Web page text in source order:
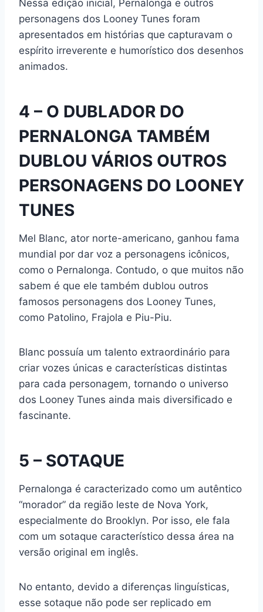
Nessa edição inicial, Pernalonga e outros
personagens dos Looney Tunes foram
apresentados em histórias que capturavam o
espírito irreverente e humorístico dos desenhos
animados.
4 – O DUBLADOR DO
PERNALONGA TAMBÉM
DUBLOU VÁRIOS OUTROS
PERSONAGENS DO LOONEY
TUNES
Mel Blanc, ator norte-americano, ganhou fama
mundial por dar voz a personagens icônicos,
como o Pernalonga. Contudo, o que muitos não
sabem é que ele também dublou outros
famosos personagens dos Looney Tunes,
como Patolino, Frajola e Piu-Piu.
Blanc possuía um talento extraordinário para
criar vozes únicas e características distintas
para cada personagem, tornando o universo
dos Looney Tunes ainda mais diversificado e
fascinante.
5 – SOTAQUE
Pernalonga é caracterizado como um autêntico
“morador” da região leste de Nova York,
especialmente do Brooklyn. Por isso, ele fala
com um sotaque característico dessa área na
versão original em inglês.
No entanto, devido a diferenças linguísticas,
esse sotaque não pode ser replicado em